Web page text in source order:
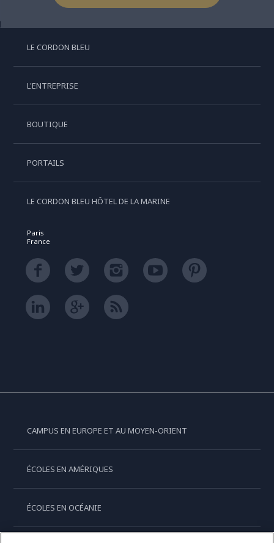
LE CORDON BLEU
L'ENTREPRISE
BOUTIQUE
PORTAILS
LE CORDON BLEU HÔTEL DE LA MARINE
Paris
France
CAMPUS EN EUROPE ET AU MOYEN-ORIENT
ÉCOLES EN AMÉRIQUES
ÉCOLES EN OCÉANIE